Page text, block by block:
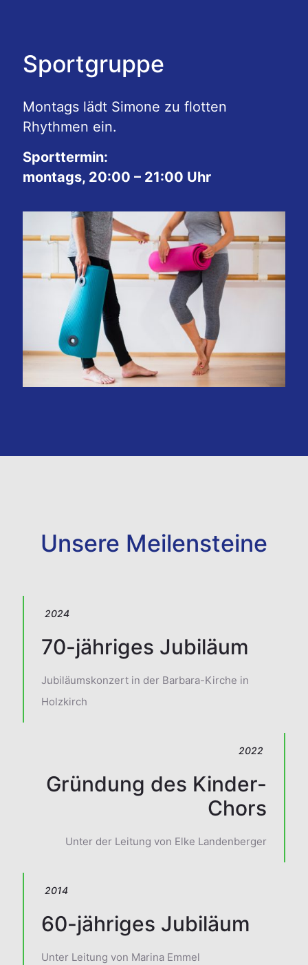
Sportgruppe
Montags lädt Simone zu flotten
Rhythmen ein.
Sporttermin:
montags, 20:00 – 21:00 Uhr
Unsere Meilensteine
2024
70-jähriges Jubiläum
Jubiläumskonzert in der Barbara-Kirche in
Holzkirch
2022
Gründung des Kinder-
Chors
Unter der Leitung von Elke Landenberger
2014
60-jähriges Jubiläum
Unter Leitung von Marina Emmel